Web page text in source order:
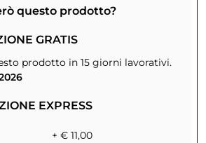
questo prodotto?
GRATIS
prodotto in 15 giorni lavorativi.
EXPRESS
+ € 11,00